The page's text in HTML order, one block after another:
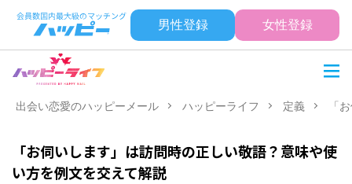
男性登録 女性登録
出会い恋愛のハッピーメール ハッピーライフ 定義 「
「お伺いします」は訪問時の正しい敬語？意味や使
い方を例文を交えて解説